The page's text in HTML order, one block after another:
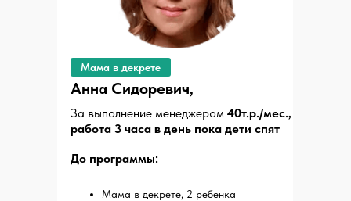
Анна Сидоревич,
Мама в декрете
За выполнение менеджером 40т.р./мес.,
работа 3 часа в день пока дети спят
До программы:
Мама в декрете, 2 ребенка